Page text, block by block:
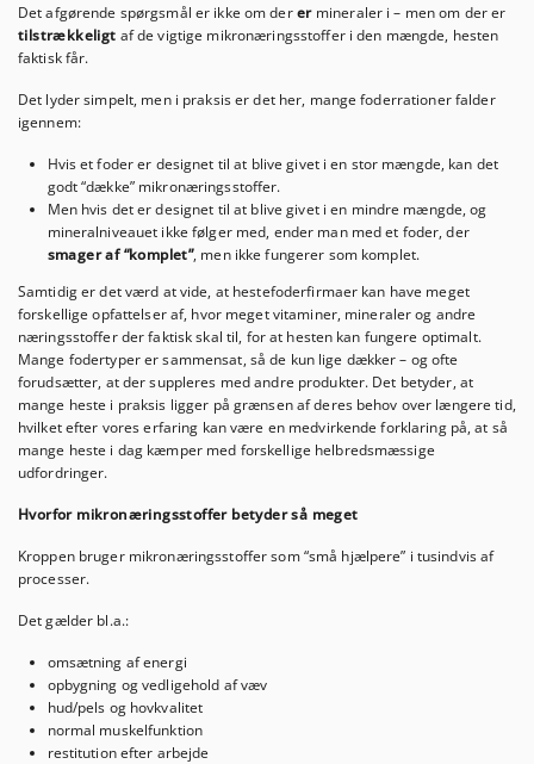
Det afgørende spørgsmål er ikke om derer mineraler i – men om der er
tilstrækkeligt af de vigtige mikronæringsstoffer i den mængde, hesten
faktisk får.
Det lyder simpelt, men i praksis er det her, mange foderrationer falder
igennem:
Hvis et foder er designet til at blive givet i en stor mængde, kan det
godt “dække” mikronæringsstoffer.
Men hvis det er designet til at blive givet i en mindre mængde, og
mineralniveauet ikke følger med, ender man med et foder, der
smager af “komplet”, men ikke fungerer som komplet.
Samtidig er det værd at vide, at hestefoderfirmaer kan have meget
forskellige opfattelser af, hvor meget vitaminer, mineraler og andre
næringsstoffer der faktisk skal til, for at hesten kan fungere optimalt.
Mange fodertyper er sammensat, så de kun lige dækker – og ofte
forudsætter, at der suppleres med andre produkter. Det betyder, at
mange heste i praksis ligger på grænsen af deres behov over længere tid,
hvilket efter vores erfaring kan være en medvirkende forklaring på, at så
mange heste i dag kæmper med forskellige helbredsmæssige
udfordringer.
Hvorfor mikronæringsstoffer betyder så meget
Kroppen bruger mikronæringsstoffer som “små hjælpere” i tusindvis af
processer.
Det gælder bl.a.:
omsætning af energi
opbygning og vedligehold af væv
hud/pels og hovkvalitet
normal muskelfunktion
restitution efter arbejde